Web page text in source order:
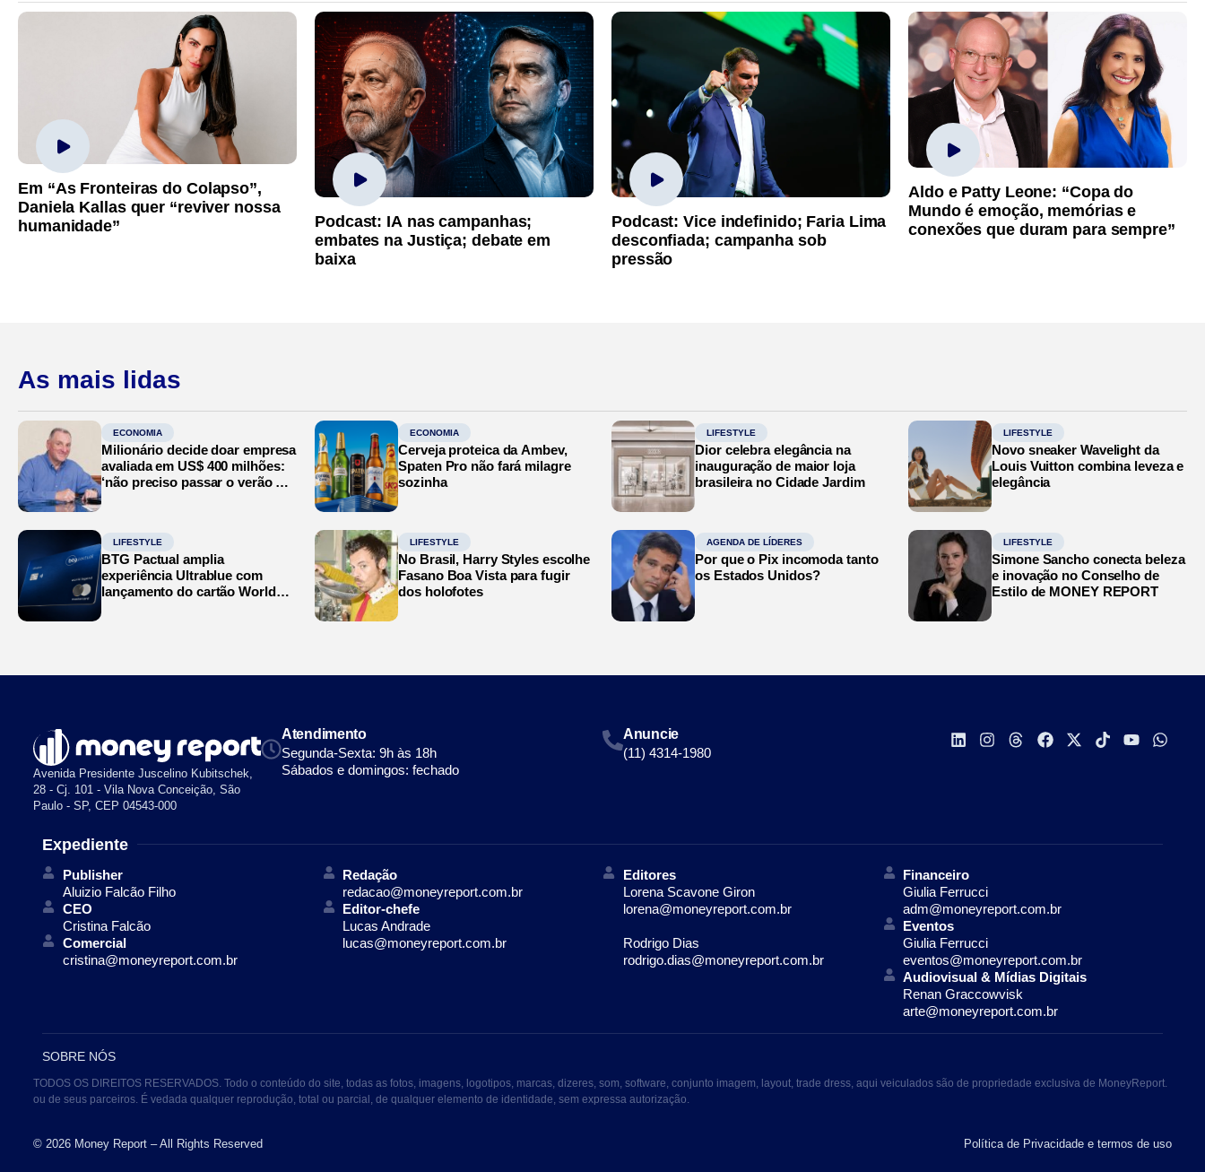
Em “As Fronteiras do Colapso”,
Daniela Kallas quer “reviver nossa
humanidade”
Podcast: IA nas campanhas;
embates na Justiça; debate em
baixa
Podcast: Vice indefinido; Faria Lima
desconfiada; campanha sob
pressão
Aldo e Patty Leone: “Copa do
Mundo é emoção, memórias e
conexões que duram para sempre”
As mais lidas
ECONOMIA
Milionário decide doar empresa
avaliada em US$ 400 milhões:
‘não preciso passar o verão no
ECONOMIA
Cerveja proteica da Ambev,
Spaten Pro não fará milagre
sozinha
LIFESTYLE
Dior celebra elegância na
inauguração de maior loja
brasileira no Cidade Jardim
LIFESTYLE
Novo sneaker Wavelight da
Louis Vuitton combina leveza e
elegância
LIFESTYLE
BTG Pactual amplia
experiência Ultrablue com
lançamento do cartão World
LIFESTYLE
No Brasil, Harry Styles escolhe
Fasano Boa Vista para fugir
dos holofotes
AGENDA DE LÍDERES
Por que o Pix incomoda tanto
os Estados Unidos?
LIFESTYLE
Simone Sancho conecta beleza
e inovação no Conselho de
Estilo de MONEY REPORT
Avenida Presidente Juscelino Kubitschek,
28 - Cj. 101 - Vila Nova Conceição, São
Paulo - SP, CEP 04543-000
Atendimento
Segunda-Sexta: 9h às 18h
Sábados e domingos: fechado
Anuncie
(11) 4314-1980
Expediente
Publisher
Aluizio Falcão Filho
CEO
Cristina Falcão
Comercial
cristina@moneyreport.com.br
Redação
redacao@moneyreport.com.br
Editor-chefe
Lucas Andrade
lucas@moneyreport.com.br
Editores
Lorena Scavone Giron
lorena@moneyreport.com.br
Rodrigo Dias
rodrigo.dias@moneyreport.com.br
Financeiro
Giulia Ferrucci
adm@moneyreport.com.br
Eventos
Giulia Ferrucci
eventos@moneyreport.com.br
Audiovisual & Mídias Digitais
Renan Graccowvisk
arte@moneyreport.com.br
SOBRE NÓS
TODOS OS DIREITOS RESERVADOS. Todo o conteúdo do site, todas as fotos, imagens, logotipos, marcas, dizeres, som, software, conjunto imagem, layout, trade dress, aqui veiculados são de propriedade exclusiva de MoneyReport.
ou de seus parceiros. É vedada qualquer reprodução, total ou parcial, de qualquer elemento de identidade, sem expressa autorização.
© 2026 Money Report – All Rights Reserved Política de Privacidade e termos de uso